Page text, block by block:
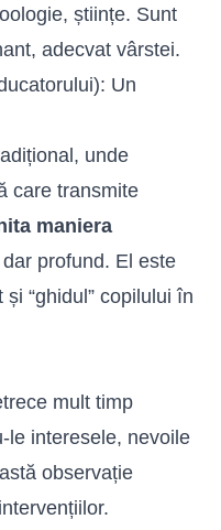
științe. Sunt
adecvat vârstei.
Un
unde
care transmite
maniera
profund. El este
“ghidul” copilului în
mult timp
le interesele, nevoile
observație